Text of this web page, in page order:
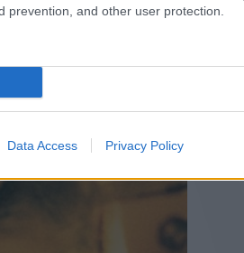
prevention, and other user protection.
Data Access Privacy Policy